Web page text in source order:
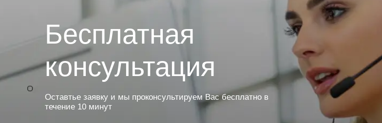
Бесплатная
консультация
Оставтье заявку и мы проконсультируем Вас бесплатно в
течение 10 минут